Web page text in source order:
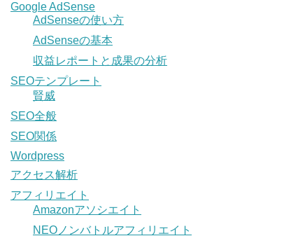
Google AdSense
AdSenseの使い方
AdSenseの基本
収益レポートと成果の分析
SEOテンプレート
賢威
SEO全般
SEO関係
Wordpress
アクセス解析
アフィリエイト
Amazonアソシエイト
NEOノンバトルアフィリエイト